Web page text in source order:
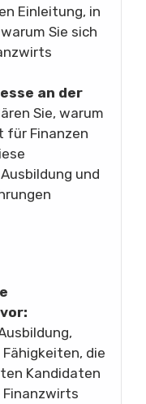
Einleitung, in
Sie sich
an der
Sie, warum
für Finanzen
und
die
Kandidaten